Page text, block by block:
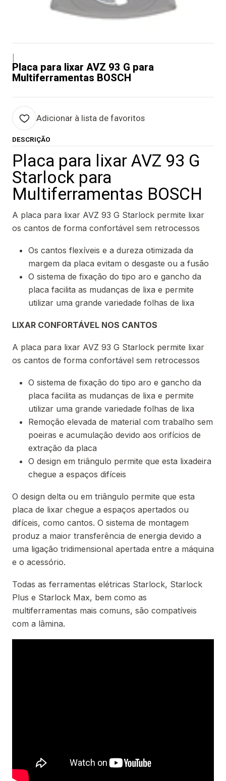
Placa para lixar AVZ 93 G para
Multiferramentas BOSCH
Adicionar à lista de favoritos
DESCRIÇÃO
Placa para lixar AVZ 93 G
Starlock para
Multiferramentas BOSCH
A placa para lixar AVZ 93 G Starlock permite lixar
os cantos de forma confortável sem retrocessos
Os cantos flexíveis e a dureza otimizada da
margem da placa evitam o desgaste ou a fusão
O sistema de fixação do tipo aro e gancho da
placa facilita as mudanças de lixa e permite
utilizar uma grande variedade folhas de lixa
LIXAR CONFORTÁVEL NOS CANTOS
A placa para lixar AVZ 93 G Starlock permite lixar
os cantos de forma confortável sem retrocessos
O sistema de fixação do tipo aro e gancho da
placa facilita as mudanças de lixa e permite
utilizar uma grande variedade folhas de lixa
Remoção elevada de material com trabalho sem
poeiras e acumulação devido aos orifícios de
extração da placa
O design em triângulo permite que esta lixadeira
chegue a espaços difíceis
O design delta ou em triângulo permite que esta
placa de lixar chegue a espaços apertados ou
difíceis, como cantos. O sistema de montagem
produz a maior transferência de energia devido a
uma ligação tridimensional apertada entre a máquina
e o acessório.
Todas as ferramentas elétricas Starlock, Starlock
Plus e Starlock Max, bem como as
multiferramentas mais comuns, são compatíveis
com a lâmina.